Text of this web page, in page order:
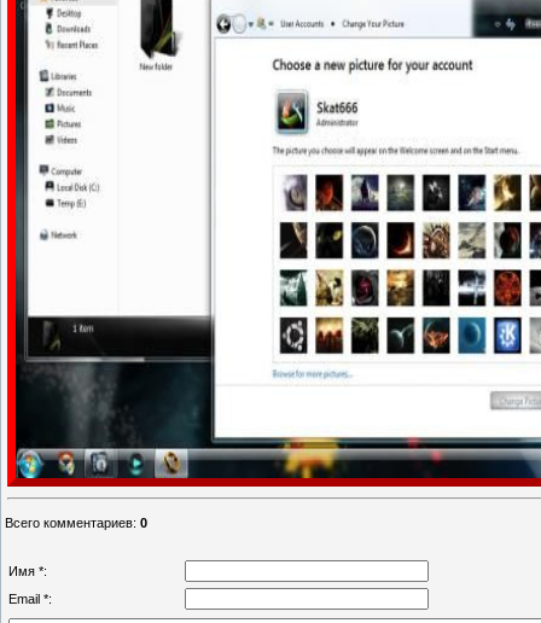
Всего комментариев: 0
Имя *:
Email *: